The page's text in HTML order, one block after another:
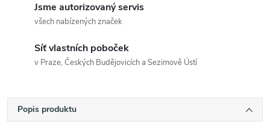
Jsme autorizovaný servis
všech nabízených značek
Síť vlastních poboček
v Praze, Českých Budějovicích a Sezimově Ústí
Popis produktu